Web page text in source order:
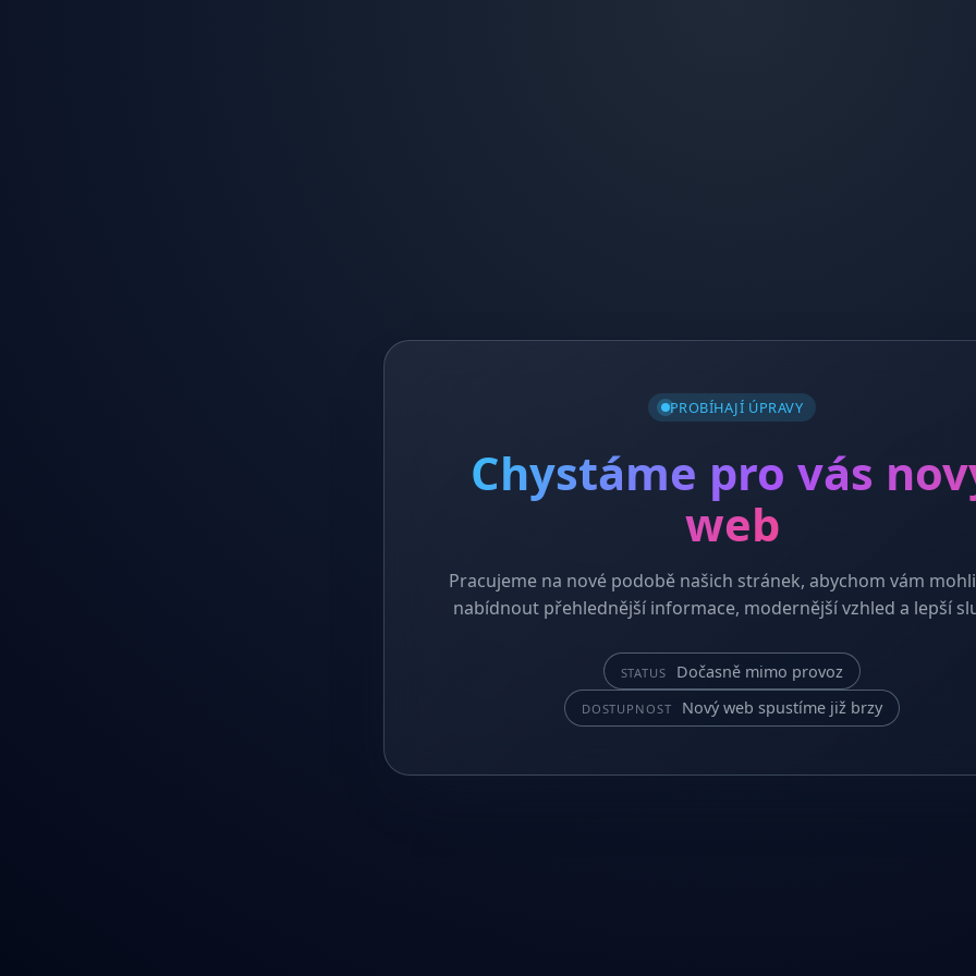
PROBÍHAJÍ ÚPRAVY
Chystáme pro vás
web
Pracujeme na nové podobě našich stránek, abychom vám
nabídnout přehlednější informace, modernější vzhled a lepší
STATUS Dočasně mimo provoz
DOSTUPNOST Nový web spustíme již brzy